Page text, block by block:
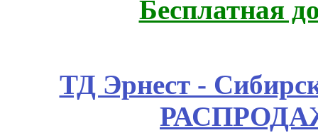
Бесплатная
ТД Эрнест -